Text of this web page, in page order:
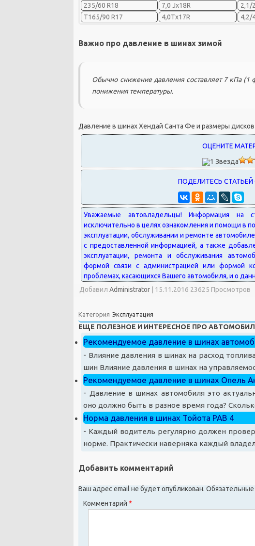
235/60 R18
7,0 Jx18R 2,1/
T165/90 R17
4,0Tx17R 4,2/
Важно про давление в шинах зимой
Обычно снижение давления составляет 7 кПа (1
понижения температуры.
Давление в шинах Хендай Санта Фе и размеры дисков
Добавил Administrator | 15.11.2016 23625 Просмотров
Категория Эксплуатация
ЕЩЕ ПОЛЕЗНОЕ И ИНТЕРЕСНОЕ ПРО
Рекомендуемое давление в шинах
- Влияние давления в шинах на расход
шин Влияние давления в шинах на
Рекомендуемое давление в шинах Опель
- Давление в шинах автомобиля это
оно должно быть в разное время года?
Норма давления в шинах Тойота РАВ 4
- Каждый водитель регулярно должен
норме. Практически наверняка каждый
Добавить комментарий
Ваш адрес email не будет опубликован.
Комментарий*